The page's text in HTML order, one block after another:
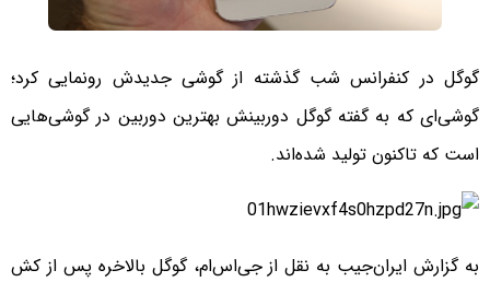
گوگل در کنفرانس شب گذشته از گوشی جدیدش رونمایی کرد؛
گوشی‌ای که به گفته گوگل دوربینش بهترین دوربین در گوشی‌هایی
است که تاکنون تولید شده‌اند.
به گزارش ایران‌جیب به نقل از جی‌اس‌ام، گوگل بالاخره پس از کش